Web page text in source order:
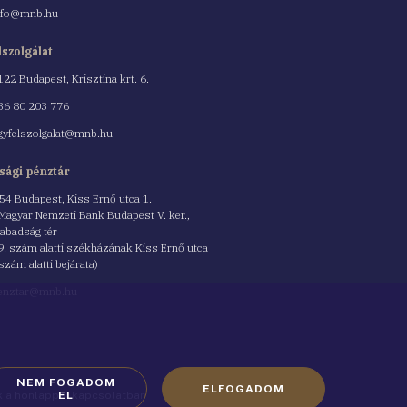
Budapest, Krisztina krt. 6.
80 203 776
pénztár
Budapest, Kiss Ernő utca 1.
Nemzeti Bank Budapest V. ker.,
tér
szám alatti székházának Kiss Ernő utca
alatti bejárata)
a honlappal kapcsolatban
NEM FOGADOM
EL
ELFOGADOM